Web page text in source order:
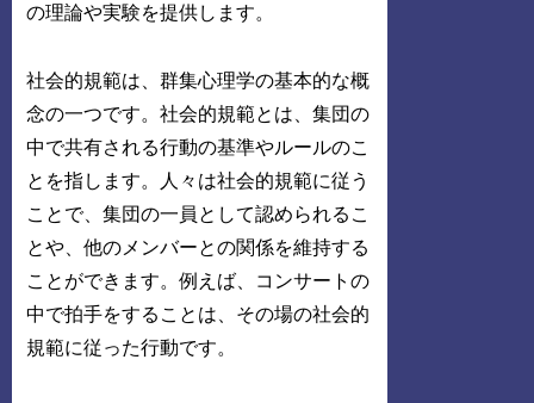
の理論や実験を提供します。
社会的規範は、群集心理学の基本的な概
念の一つです。社会的規範とは、集団の
中で共有される行動の基準やルールのこ
とを指します。人々は社会的規範に従う
ことで、集団の一員として認められるこ
とや、他のメンバーとの関係を維持する
ことができます。例えば、コンサートの
中で拍手をすることは、その場の社会的
規範に従った行動です。